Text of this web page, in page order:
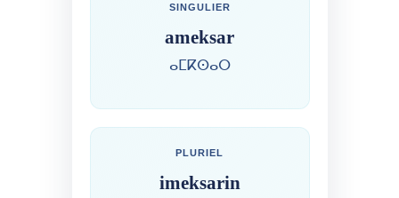
SINGULIER
ameksar
ⴰⵎⴽⵙⴰⵔ
PLURIEL
imeksarin